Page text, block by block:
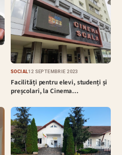
SOCIAL12 SEPTEMBRIE 2023
Facilități pentru elevi, studenți și
preșcolari, la Cinema…